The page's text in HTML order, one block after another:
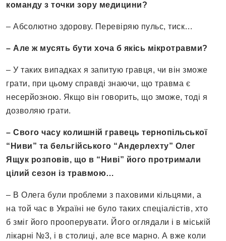
команду з точки зору медицини?
– Абсолютно здорову. Перевіряю пульс, тиск…
– Але ж мусять бути хоча б якісь мікротравми?
– У таких випадках я запитую гравця, чи він зможе
грати, при цьому справді знаючи, що травма є
несерйозною. Якщо він говорить, що зможе, тоді я
дозволяю грати.
– Свого часу колишній гравець тернопільської
“Ниви” та бельгійського “Андерлехту” Олег
Ящук розповів, що в “Ниві” його протримали
цілий сезон із травмою…
– В Олега були проблеми з паховими кільцями, а
на той час в Україні не було таких спеціалістів, хто
б зміг його прооперувати. Його оглядали і в міській
лікарні №3, і в столиці, але все марно. А вже коли